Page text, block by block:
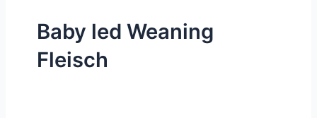
Baby led Weaning
Fleisch